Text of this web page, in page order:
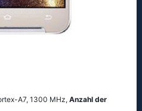
А7, 1300 MHz, Anzahl der